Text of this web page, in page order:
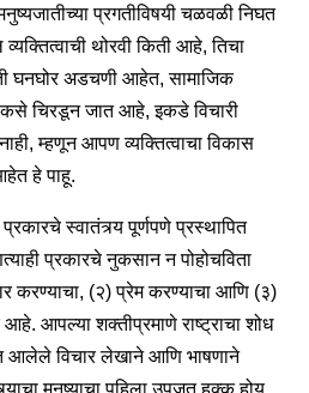
मनुष्यजातीच्या प्रगतीविषयी चळवळी निघत
थोरवी किती आहे, तिचा
घनघोर अडचणी आहेत, सामाजिक
कसे चिरडून जात आहे, इकडे विचारी
म्हणून आपण व्यक्तित्वाचा विकास
हे पाहू.
स्वातंत्र्य पूर्णपणे प्रस्थापित
प्रकारचे नुकसान न पोहोचविता
करण्याचा, (२) प्रेम करण्याचा आणि (३)
आपल्या शक्तीप्रमाणे राष्ट्राचा शोध
आलेले विचार लेखाने आणि भाषणाने
मनुष्याचा पहिला उपजत हक्क होय.